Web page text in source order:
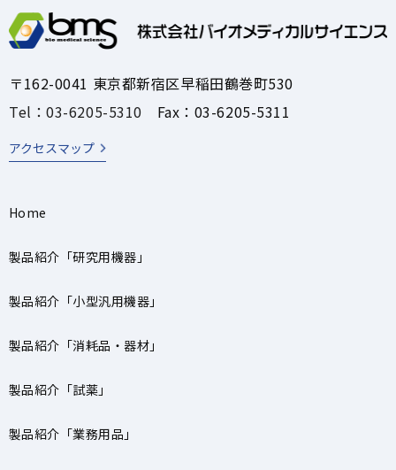
〒162-0041 東京都新宿区早稲田鶴巻町530
Tel：03-6205-5310 Fax：03-6205-5311
アクセスマップ
Home
製品紹介「研究用機器」
製品紹介「小型汎用機器」
製品紹介「消耗品・器材」
製品紹介「試薬」
製品紹介「業務用品」